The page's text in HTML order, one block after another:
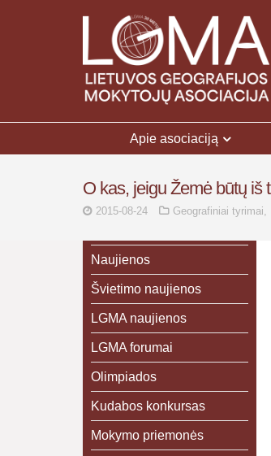
Apie asociaciją
O kas, jeigu Žemė būtų iš
2015-08-24 Geografiniai tyrimai,
Naujienos
Švietimo naujienos
LGMA naujienos
LGMA forumai
Olimpiados
Kudabos konkursas
Mokymo priemonės